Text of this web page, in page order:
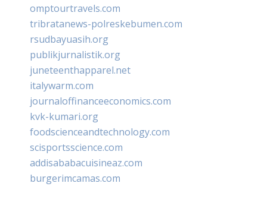
omptourtravels.com
tribratanews-polreskebumen.com
rsudbayuasih.org
publikjurnalistik.org
juneteenthapparel.net
italywarm.com
journaloffinanceeconomics.com
kvk-kumari.org
foodscienceandtechnology.com
scisportsscience.com
addisababacuisineaz.com
burgerimcamas.com